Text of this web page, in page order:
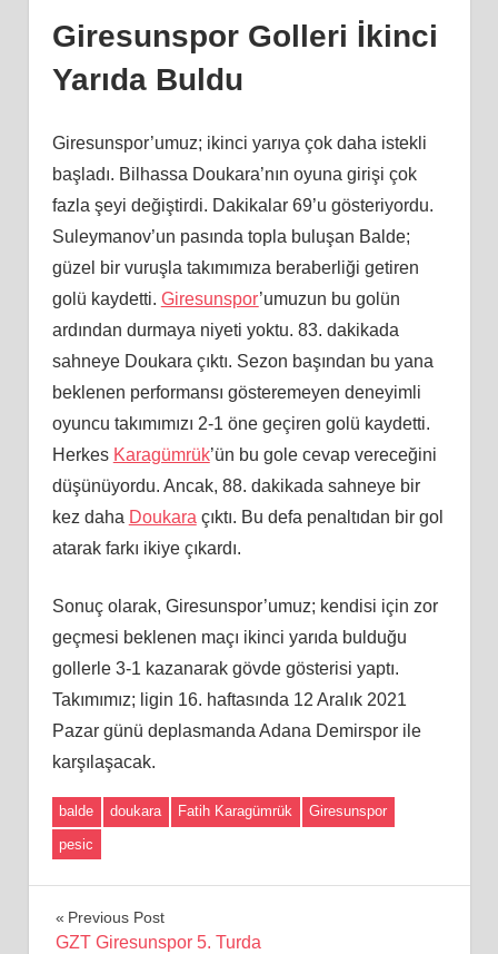
Giresunspor Golleri İkinci
Yarıda Buldu
Giresunspor’umuz; ikinci yarıya çok daha istekli
başladı. Bilhassa Doukara’nın oyuna girişi çok
fazla şeyi değiştirdi. Dakikalar 69’u gösteriyordu.
Suleymanov’un pasında topla buluşan Balde;
güzel bir vuruşla takımımıza beraberliği getiren
golü kaydetti. Giresunspor’umuzun bu golün
ardından durmaya niyeti yoktu. 83. dakikada
sahneye Doukara çıktı. Sezon başından bu yana
beklenen performansı gösteremeyen deneyimli
oyuncu takımımızı 2-1 öne geçiren golü kaydetti.
Herkes Karagümrük’ün bu gole cevap vereceğini
düşünüyordu. Ancak, 88. dakikada sahneye bir
kez daha Doukara çıktı. Bu defa penaltıdan bir gol
atarak farkı ikiye çıkardı.
Sonuç olarak, Giresunspor’umuz; kendisi için zor
geçmesi beklenen maçı ikinci yarıda bulduğu
gollerle 3-1 kazanarak gövde gösterisi yaptı.
Takımımız; ligin 16. haftasında 12 Aralık 2021
Pazar günü deplasmanda Adana Demirspor ile
karşılaşacak.
balde doukara Fatih Karagümrük
Giresunspor
pesic
Yazı
Previous Post
GZT Giresunspor 5. Turda